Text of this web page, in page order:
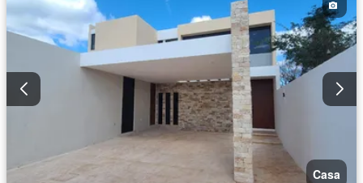
Sala polivalente
Televisión por cable
Terraza
Vista panorámica Wifi Zonas verdes
Casa